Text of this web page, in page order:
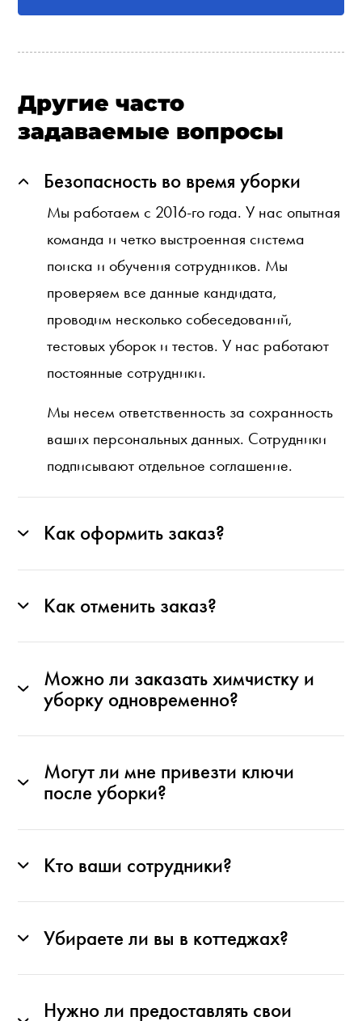
Другие часто
задаваемые вопросы
Безопасность во время уборки
Мы работаем с 2016-го года. У нас опытная
команда и четко выстроенная система
поиска и обучения сотрудников. Мы
проверяем все данные кандидата,
проводим несколько собеседований,
тестовых уборок и тестов. У нас работают
постоянные сотрудники.
Мы несем ответственность за сохранность
ваших персональных данных. Сотрудники
подписывают отдельное соглашение.
Как оформить заказ?
Как отменить заказ?
Можно ли заказать химчистку и
уборку одновременно?
Могут ли мне привезти ключи
после уборки?
Кто ваши сотрудники?
Убираете ли вы в коттеджах?
Нужно ли предоставлять свои